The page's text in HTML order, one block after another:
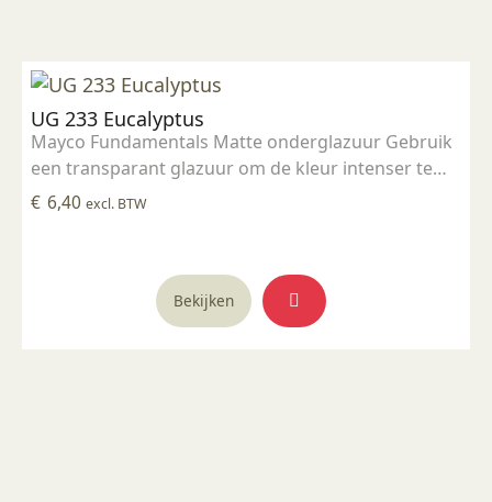
UG 233 Eucalyptus
Mayco Fundamentals Matte onderglazuur Gebruik
een transparant glazuur om de kleur intenser te
maken Geschikt voor gebruiksgoed mits er een
€ 6,40 excl. BTW
Bekijken